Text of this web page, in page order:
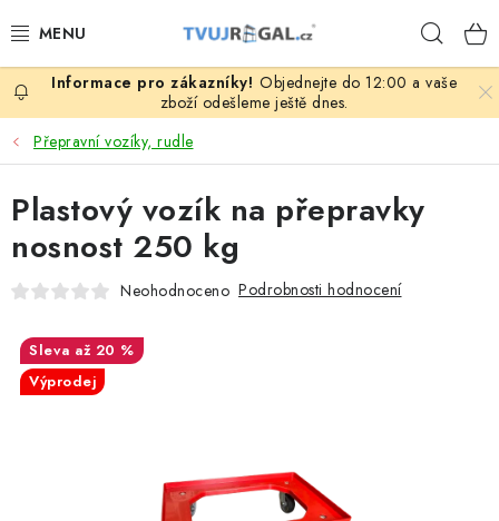
na
ZBOŽÍ ZA NÁKUPNÍ CENY
REGÁLY PODLE ROZMĚRŮ MATERIÁLU A SÉRIÍ
NEREZOVÉ A GASTRO PRODUKTY
KOVOVÉ STOLOVÉ NOHY
DŮM, BYT
ŽEBŘÍKY SCHŮDKY A LEŠENÍ
Objednejte do 12:00 a vaše
zboží odešleme ještě dnes.
Přepravní vozíky, rudle
Plastový vozík na přepravky
nosnost 250 kg
Neohodnoceno Podrobnosti hodnocení
až 20 %
Výprodej